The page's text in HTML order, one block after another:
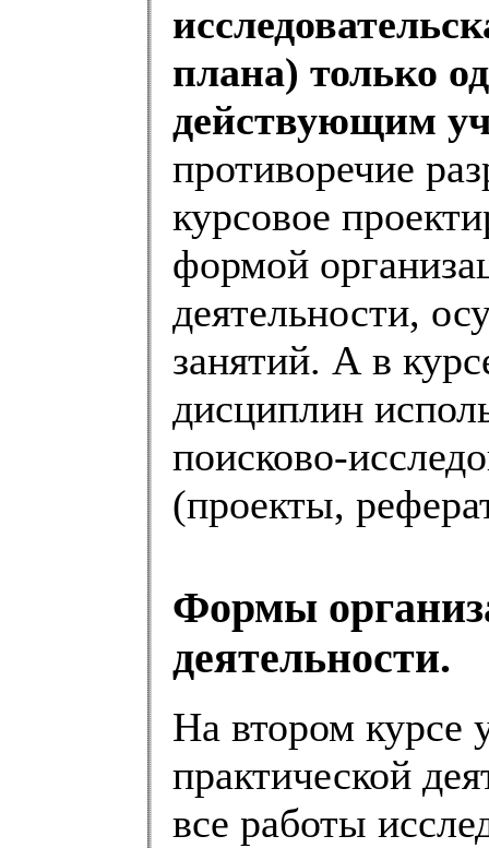
плана) только
действующим
противоречие
курсовое
формой
деятельности,
занятий. А в
дисциплин
поисково-
(проекты,
Формы
деятельности.
На втором курсе
практической
все работы